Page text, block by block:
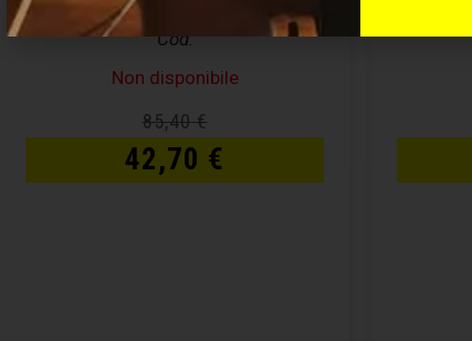
Cod.
Non disponibile
85,40€
42,70 €